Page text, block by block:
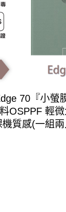
70『小螢
OSPPF 輕
質感(一組